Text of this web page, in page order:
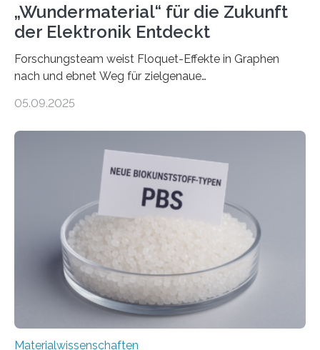
„Wundermaterial“ für die Zukunft
der Elektronik Entdeckt
Forschungsteam weist Floquet-Effekte in Graphen
nach und ebnet Weg für zielgenaue
– nur eine Atomlage dick, aber extrem leitfähig und
Sensoren, leistungsstarken Batterien und effizienten
Solarzellen. Eine neue Studie hebt das Potenzial nun
noch auf ein neues Level: Zum ersten Mal haben
Forschende an der Universität Göttingen gemeinsam
mit Kollegen aus Braunschweig, Bremen und der
Schweiz direkt beobachtet, wie in Graphen…
05.09.2025
Materialwissenschaften